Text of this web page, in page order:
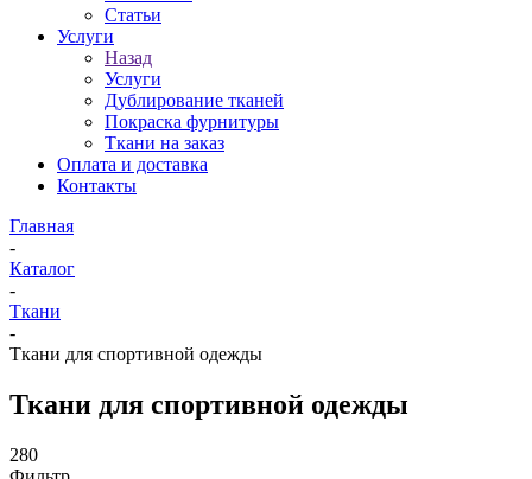
Статьи
Услуги
Назад
Услуги
Дублирование тканей
Покраска фурнитуры
Ткани на заказ
Оплата и доставка
Контакты
Главная
-
Каталог
-
Ткани
-
Ткани для спортивной одежды
Ткани для спортивной одежды
280